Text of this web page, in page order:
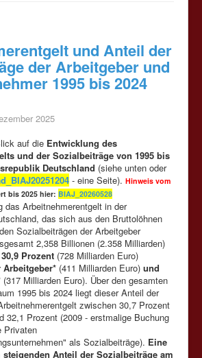
und Anteil der
der Arbeitgeber und
1995 bis 2024
2025
auf die Entwicklung des
und der Sozialbeiträge von 1995 bis
Deutschland (siehe unten oder
- eine Seite). Hinweis vom
bis 2025 hier: BIAJ_20260528
das Arbeitnehmerentgelt in der
das sich aus den Bruttolöhnen
Sozialbeiträgen der Arbeitgeber
2,358 Billionen (2.358 Milliarden)
30,9 Prozent (728 Milliarden Euro)
(411 Milliarden Euro) und
(317 Milliarden Euro). Über den gesamten
1995 bis 2024 liegt dieser Anteil der
zwischen 30,7 Prozent
32,1 Prozent (2009 - erstmalige Buchung
Privaten
als Sozialbeiträge). Eine
steigenden Anteil der Sozialbeiträge am